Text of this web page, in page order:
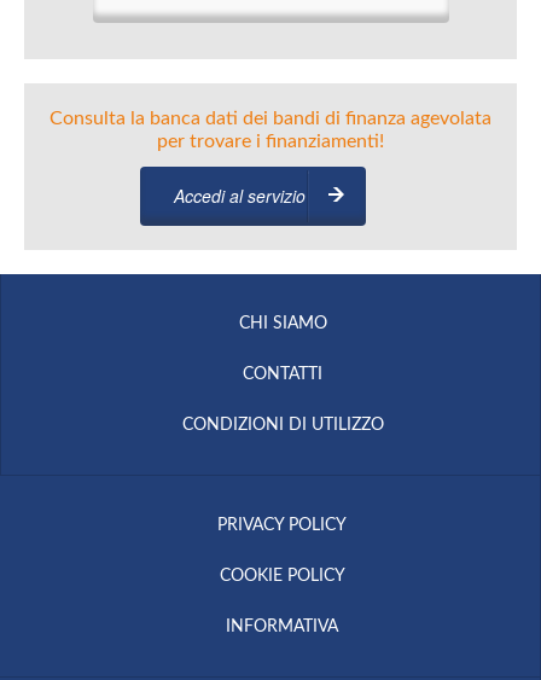
Consulta la banca dati dei bandi di finanza agevolata
per trovare i finanziamenti!
Accedi al servizio
CHI SIAMO
CONTATTI
CONDIZIONI DI UTILIZZO
PRIVACY POLICY
COOKIE POLICY
INFORMATIVA